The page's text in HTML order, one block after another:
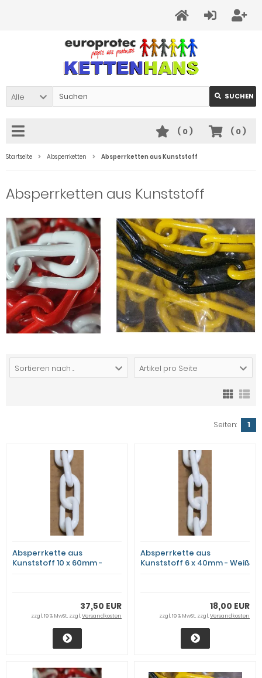
Alle SUCHEN
( 0)
( 0)
Startseite Absperrketten Absperrketten aus Kunststoff
Absperrketten aus Kunststoff
Sortieren nach ... Artikel pro Seite
Seiten: 1
Absperrkette aus
Kunststoff 10 x 60mm -
37,50 EUR
zzgl. 19 % MwSt. zzgl.Versandkosten
Absperrkette aus
Kunststoff 6 x 40mm - Weiß
18,00 EUR
zzgl. 19 % MwSt. zzgl.Versandkosten